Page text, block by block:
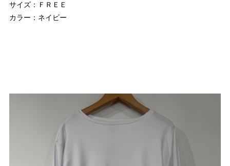
サイズ：ＦＲＥＥ
カラー：ネイビー